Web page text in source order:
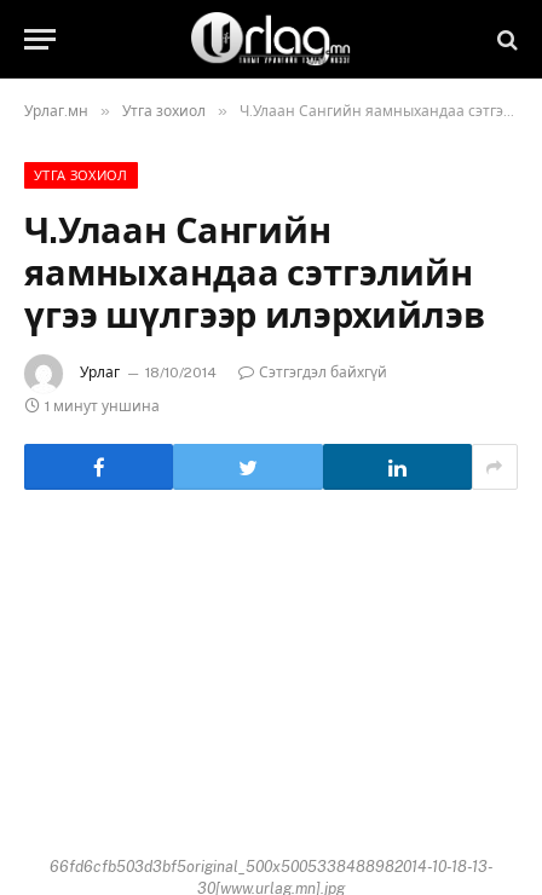
Урлаг.мн » Утга зохиол » Ч.Улаан Сангийн яамныхандаа сэтгэлийн үгээ шүлгээр илэрхийлэв
УТГА ЗОХИОЛ
Ч.Улаан Сангийн
яамныхандаа сэтгэлийн
үгээ шүлгээр илэрхийлэв
Урлаг 18/10/2014
Сэтгэгдэл байхгүй
1 минут уншина
66fd6cfb503d3bf5original_500x5005338488982014-10-18-13-
30[www.urlag.mn].jpg